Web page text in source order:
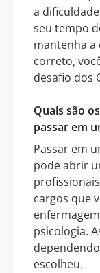
a
seu tempo
mantenha a
correto,
desafio dos
Quais são
passar em
Passar em
pode abrir
cargos que
psicologia.
escolheu.